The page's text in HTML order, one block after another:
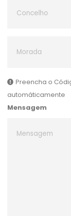
Preencha o
automáticamente
Mensagem